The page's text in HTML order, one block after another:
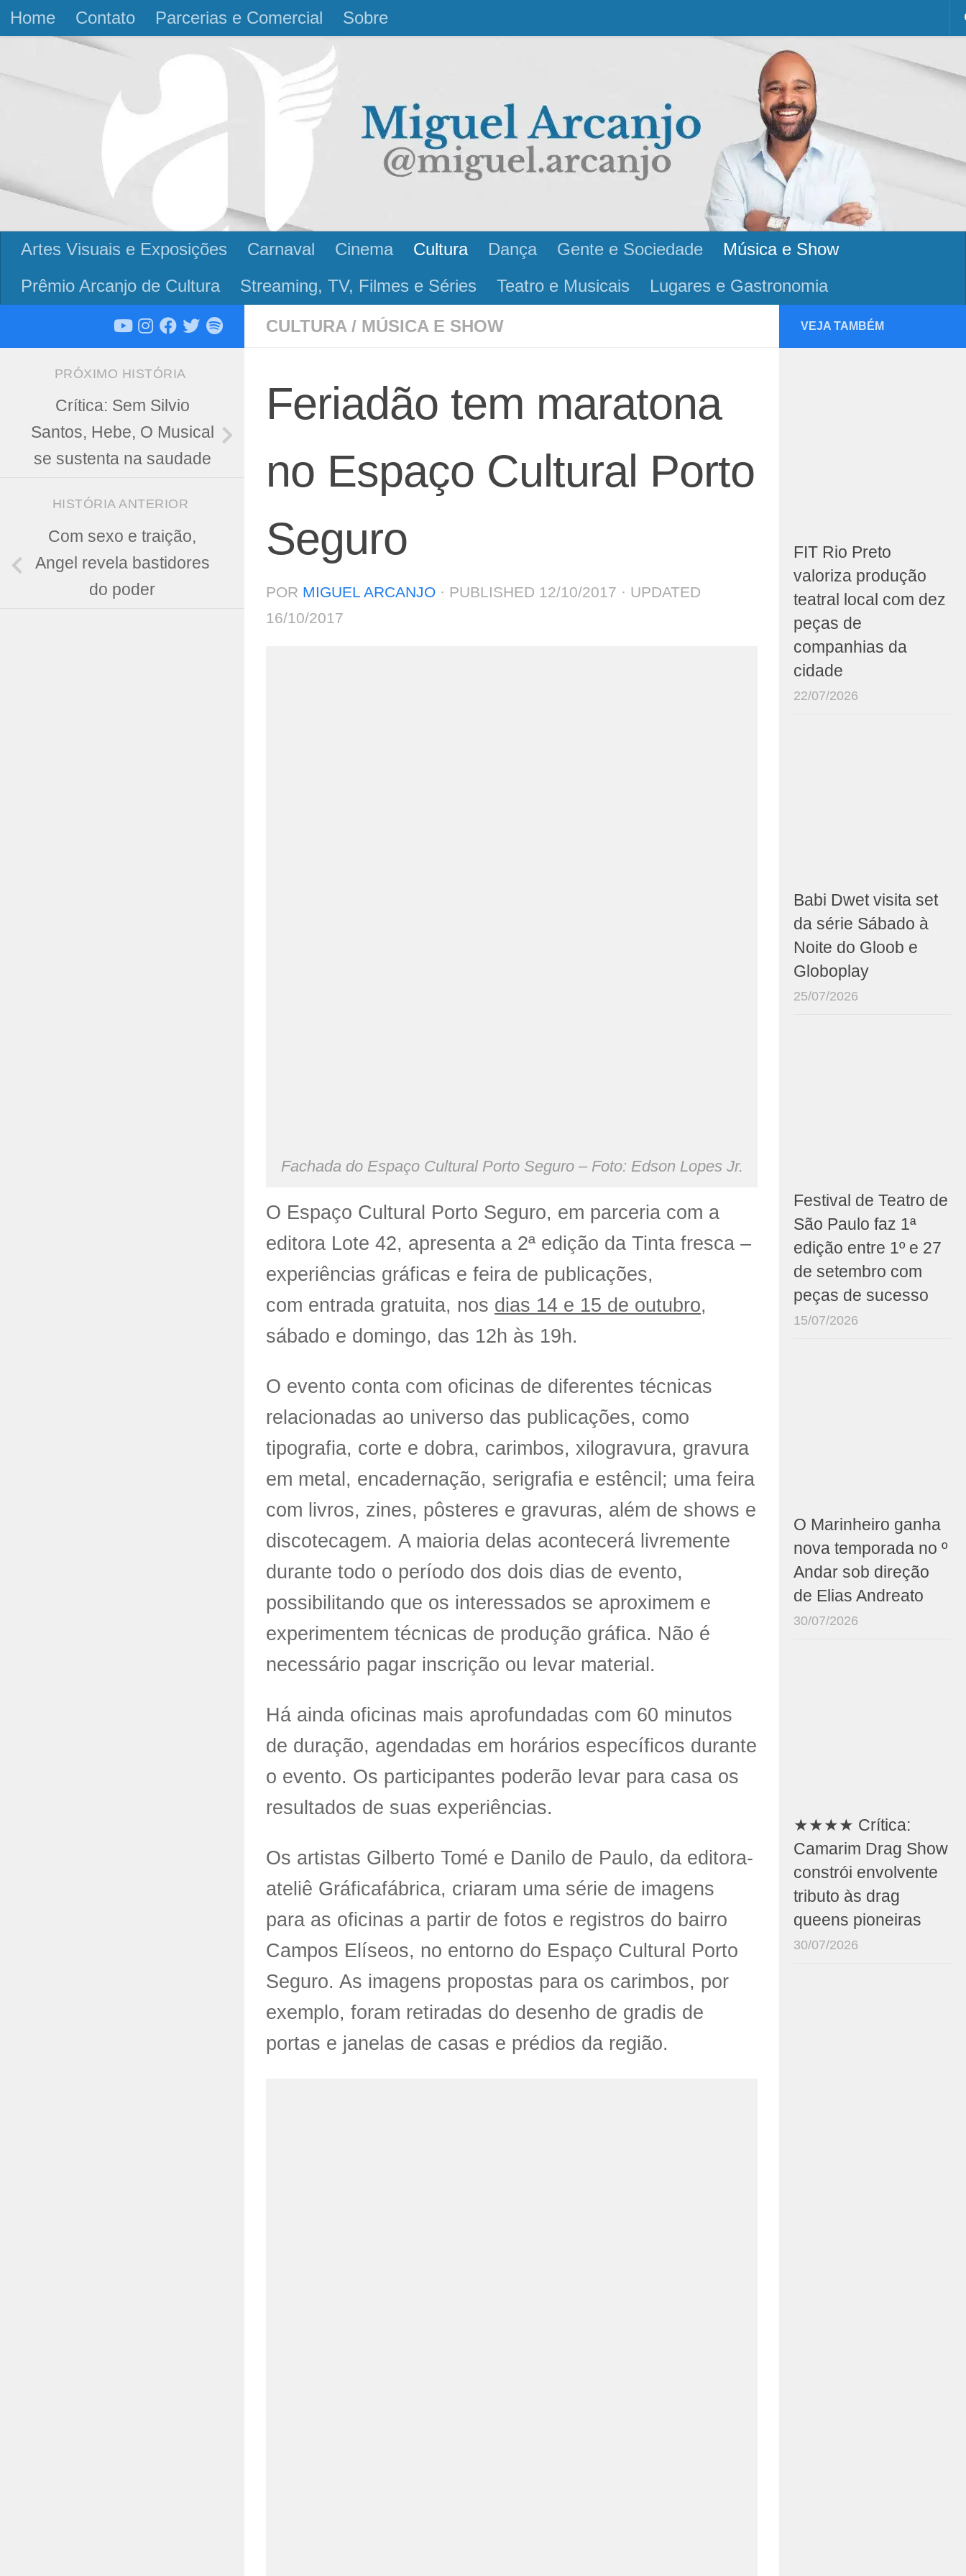
Skip to content
Home Contato Parcerias e Comercial Sobre
Artes Visuais e Exposições Carnaval Cinema Cultura Dança Gente e Sociedade
Música e Show
Prêmio Arcanjo de Cultura
Streaming, TV, Filmes e Séries Teatro e Musicais Lugares e Gastronomia
CULTURA / MÚSICA E SHOW
Feriadão tem maratona
no Espaço Cultural Porto
Seguro
POR MIGUEL ARCANJO · PUBLISHED 12/10/2017 · UPDATED
16/10/2017
Fachada do Espaço Cultural Porto Seguro – Foto: Edson Lopes Jr.
O Espaço Cultural Porto Seguro, em parceria com a
editora Lote 42, apresenta a 2ª edição da Tinta fresca –
experiências gráficas e feira de publicações,
com entrada gratuita, nos dias 14 e 15 de outubro,
sábado e domingo, das 12h às 19h.
O evento conta com oficinas de diferentes técnicas
relacionadas ao universo das publicações, como
tipografia, corte e dobra, carimbos, xilogravura, gravura
em metal, encadernação, serigrafia e estêncil; uma feira
com livros, zines, pôsteres e gravuras, além de shows e
discotecagem. A maioria delas acontecerá livremente
durante todo o período dos dois dias de evento,
possibilitando que os interessados se aproximem e
experimentem técnicas de produção gráfica. Não é
necessário pagar inscrição ou levar material.
Há ainda oficinas mais aprofundadas com 60 minutos
de duração, agendadas em horários específicos durante
o evento. Os participantes poderão levar para casa os
resultados de suas experiências.
Os artistas Gilberto Tomé e Danilo de Paulo, da editora-
ateliê Gráficafábrica, criaram uma série de imagens
para as oficinas a partir de fotos e registros do bairro
Campos Elíseos, no entorno do Espaço Cultural Porto
Seguro. As imagens propostas para os carimbos, por
exemplo, foram retiradas do desenho de gradis de
portas e janelas de casas e prédios da região.
PRÓXIMO HISTÓRIA
Crítica: Sem Silvio
Santos, Hebe, O Musical
se sustenta na saudade
HISTÓRIA ANTERIOR
Com sexo e traição,
Angel revela bastidores
do poder
VEJA TAMBÉM
FIT Rio Preto
valoriza produção
teatral local com dez
peças de
companhias da
cidade
22/07/2026
Babi Dwet visita set
da série Sábado à
Noite do Gloob e
Globoplay
25/07/2026
Festival de Teatro de
São Paulo faz 1ª
edição entre 1º e 27
de setembro com
peças de sucesso
15/07/2026
O Marinheiro ganha
nova temporada no º
Andar sob direção
de Elias Andreato
30/07/2026
★★★★ Crítica:
Camarim Drag Show
constrói envolvente
tributo às drag
queens pioneiras
30/07/2026